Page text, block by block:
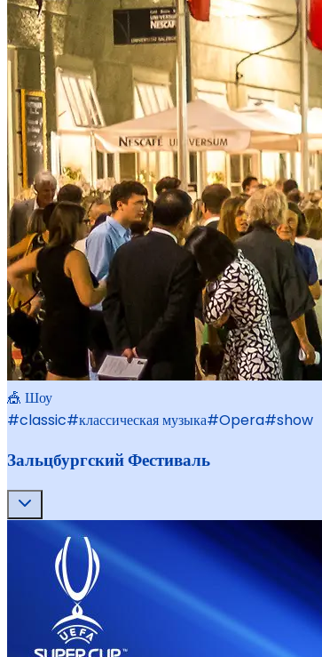
🎪 Шоу
#classic#классическая музыка#Opera#show
Зальцбургский Фестиваль